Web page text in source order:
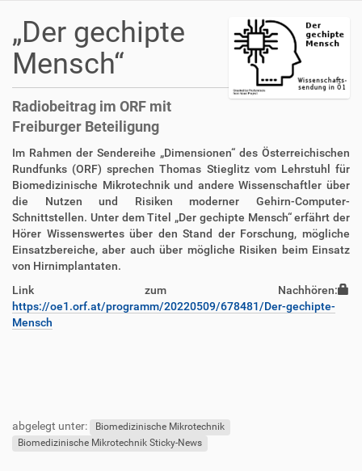
„Der gechipte
Mensch“
Radiobeitrag im ORF mit
Freiburger Beteiligung
D
i
r
e
k
t
z
u
r
i
f
A
r
t
i
k
e
l
a
t
i
o
Im Rahmen der Sendereihe „Dimensionen“ des Österreichischen
Rundfunks (ORF) sprechen Thomas Stieglitz vom Lehrstuhl für
Biomedizinische Mikrotechnik und andere Wissenschaftler über
die Nutzen und Risiken moderner Gehirn-Computer-
Schnittstellen. Unter dem Titel „Der gechipte Mensch“ erfährt der
Hörer Wissenswertes über den Stand der Forschung, mögliche
Einsatzbereiche, aber auch über mögliche Risiken beim Einsatz
von Hirnimplantaten.
Link zum Nachhören:
https://oe1.orf.at/programm/20220509/678481/Der-gechipte-
Mensch
ß
n
abgelegt unter:
Biomedizinische Mikrotechnik
Biomedizinische Mikrotechnik Sticky-News